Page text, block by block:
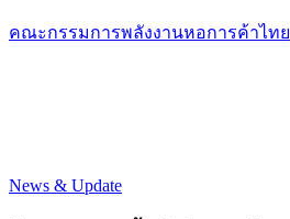
คณะกรรมการพลังงานหอการค้าไทย
News & Update